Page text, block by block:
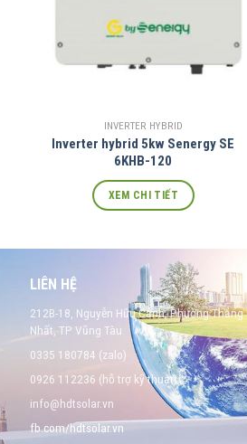
INVERTER HYBRID
Inverter hybrid 5kw Senergy SE
6KHB-120
XEM CHI TIẾT
LIÊN HỆ
212B-18, Nguyễn Hữu Cảnh, Phường Thắng
Nhất, TP Vũng Tàu
0335 180784 (zalo)
0926 112236 (hỗ trợ kỹ thuật)
info@hdtsolar.vn
fb.com/hdtsolar.vn